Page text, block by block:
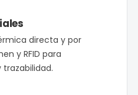
directa y por
y RFID para